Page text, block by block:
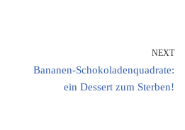
NEXT
Bananen-Schokoladenquadrate:
ein Dessert zum Sterben!